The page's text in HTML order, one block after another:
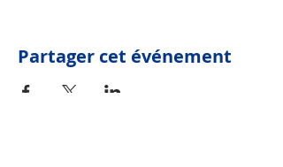
Partager cet événement